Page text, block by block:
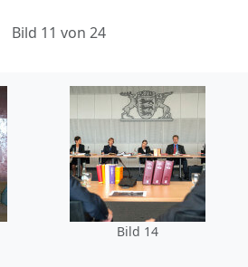
Bild 11 von 24
Bild 14